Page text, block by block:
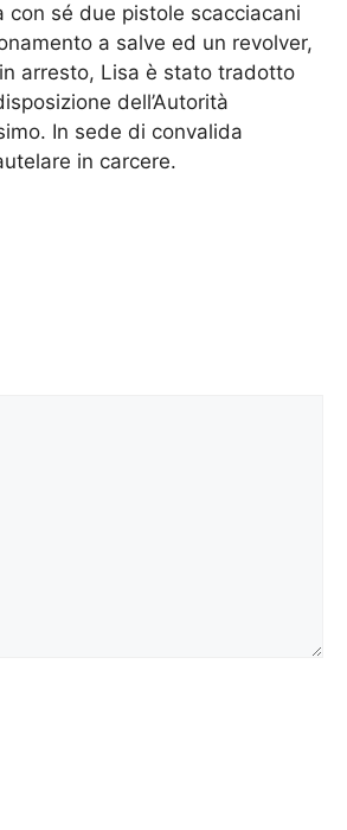
con sé due pistole scacciacani
a salve ed un revolver,
arresto, Lisa è stato tradotto
dell’Autorità
In sede di convalida
in carcere.